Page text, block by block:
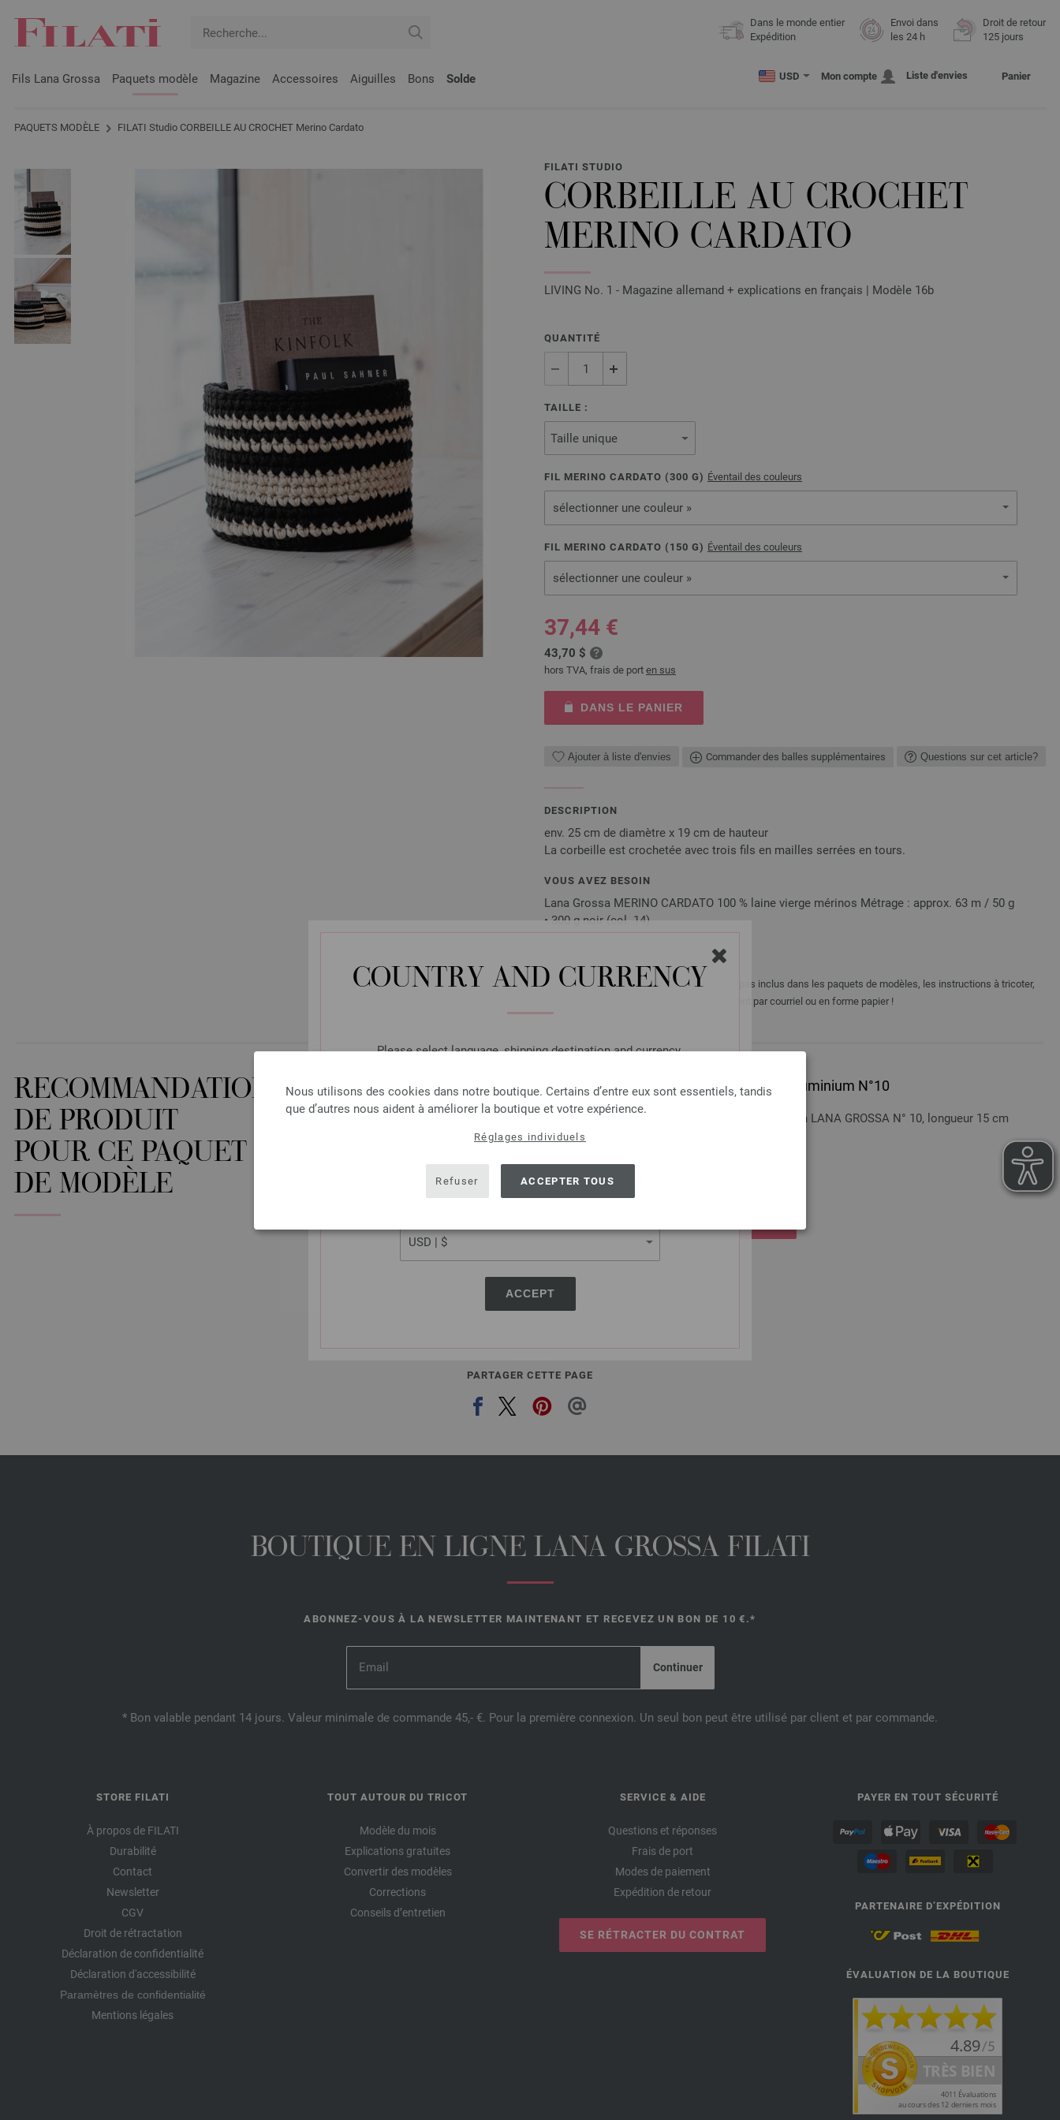
COUNTRY AND CURRENCY
Please select language, shipping destination and currency.
USA - The United States of America
ACCEPT
Nous utilisons des cookies dans notre boutique. Certains d’entre eux sont essentiels, tandis
que d’autres nous aident à améliorer la boutique et votre expérience.
Réglages individuels
Refuser ACCEPTER TOUS
Dans le monde entier
Expédition
Envoi dans
les 24 h
Droit de retour
125 jours
Fils Lana Grossa Paquets modèle Magazine Accessoires Aiguilles Bons Solde USD Mon compte Liste d'envies Panier
PAQUETS MODÈLE FILATI Studio CORBEILLE AU CROCHET Merino Cardato
FILATI STUDIO
CORBEILLE AU CROCHET
MERINO CARDATO
LIVING No. 1 - Magazine allemand + explications en français | Modèle 16b
QUANTITÉ
TAILLE :
FIL MERINO CARDATO (300 G) Éventail des couleurs
sélectionner une couleur »
FIL MERINO CARDATO ( 150 G) Éventail des couleurs
sélectionner une couleur »
37,44 €
43,70 $
hors TVA, frais de port en sus
DANS LE PANIER
Ajouter à liste d'envies Commander des balles supplémentaires Questions sur cet article?
DESCRIPTION
env. 25 cm de diamètre x 19 cm de hauteur
La corbeille est crochetée avec trois fils en mailles serrées en tours.
VOUS AVEZ BESOIN
Lana Grossa MERINO CARDATO 100 % laine vierge mérinos Métrage : approx. 63 m / 50 g
• 300 g noir (col. 14)
• 150 g beige (col. 2)
Les aiguilles, boutons, accessoires ne sont pas inclus dans les paquets de modèles, les instructions à tricoter,
mais pas le magazine, sont livrés gratuitement par courriel ou en forme papier !
RECOMMANDATIONS
DE PRODUIT
POUR CE PAQUET
DE MODÈLE
Aiguille à crochet avec poignée souple/aluminium N°10
Aiguille à crochet avec poignée souple/aluminium LANA GROSSA N° 10, longueur 15 cm
3,32 €
3,88 $ hors TVA, frais de port
PARTAGER CETTE PAGE
BOUTIQUE EN LIGNE LANA GROSSA FILATI
ABONNEZ-VOUS À LA NEWSLETTER MAINTENANT ET RECEVEZ UN BON DE 10 €.*
* Bon valable pendant 14 jours. Valeur minimale de commande 45,- €. Pour la première connexion. Un seul bon peut être utilisé par client et par commande.
STORE FILATI
À propos de FILATI
Durabilité
Contact
Newsletter
CGV
Droit de rétractation
Déclaration de confidentialité
Déclaration d'accessibilité
Paramètres de confidentialité
Mentions légales
TOUT AUTOUR DU TRICOT
Modèle du mois
Explications gratuites
Convertir des modèles
Corrections
Conseils d’entretien
SERVICE & AIDE
Questions et réponses
Frais de port
Modes de paiement
Expédition de retour
SE RÉTRACTER DU CONTRAT
PAYER EN TOUT SÉCURITÉ
PARTENAIRE D’EXPÉDITION
ÉVALUATION DE LA BOUTIQUE